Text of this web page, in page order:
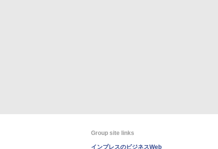
Group site links
インプレスのビジネスWeb